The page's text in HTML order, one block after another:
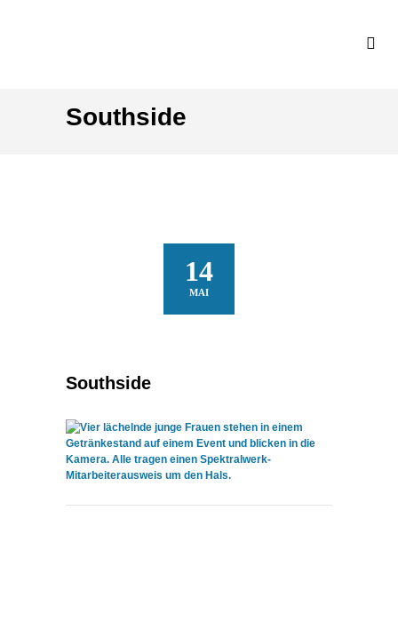
Southside
14
MAI
Southside